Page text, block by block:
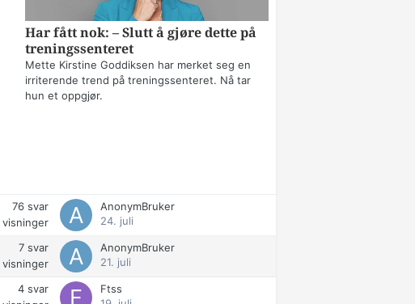
Har fått nok: – Slutt å gjøre dette på
treningssenteret
Mette Kirstine Goddiksen har merket seg en
irriterende trend på treningssenteret. Nå tar
hun et oppgjør.
76 svar
visninger
AnonymBruker
24. juli
7 svar
visninger
AnonymBruker
21. juli
4 svar
Ftss